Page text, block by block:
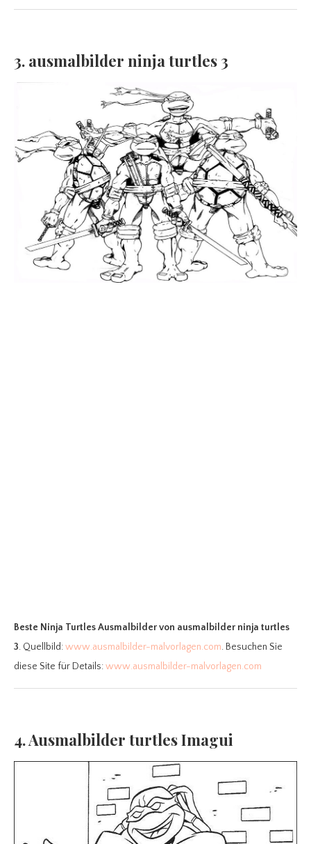
3. ausmalbilder ninja turtles 3
Beste Ninja Turtles Ausmalbildervon ausmalbilder ninja turtles
3. Quellbild:www.ausmalbilder-malvorlagen.com. Besuchen Sie
diese Site für Details:www.ausmalbilder-malvorlagen.com
4. Ausmalbilder turtles Imagui